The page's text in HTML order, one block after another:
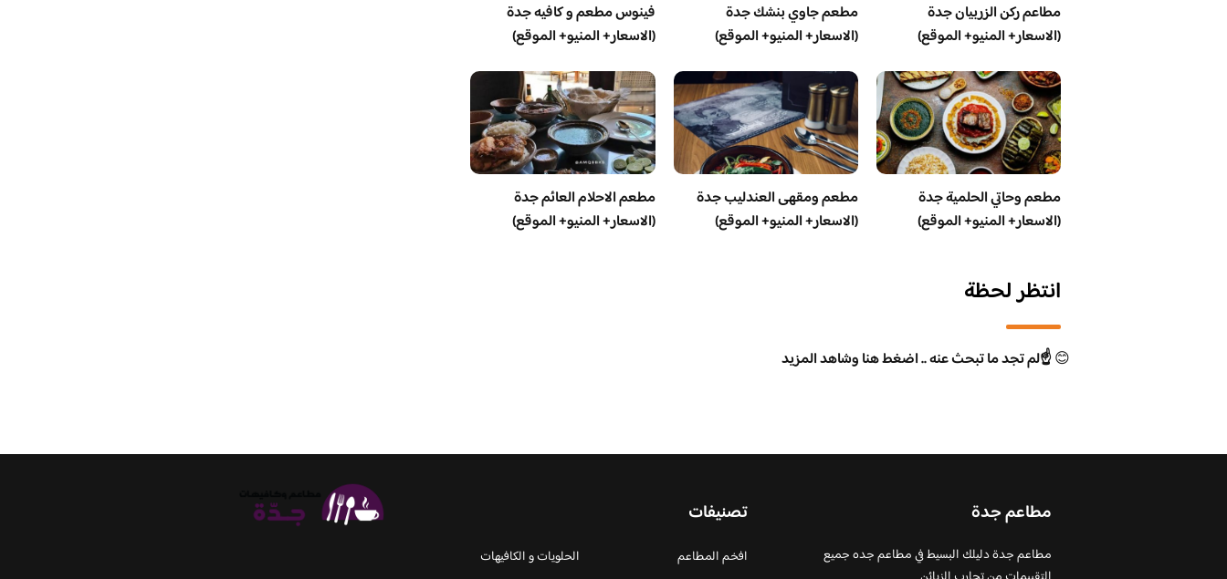
مطاعم ركن الزربيان جدة
(الاسعار+ المنيو+ الموقع)
مطعم جاوي بنشك جدة
(الاسعار+ المنيو+ الموقع)
فينوس مطعم و كافيه جدة
(الاسعار+ المنيو+ الموقع)
مطعم وحاتي الحلمية جدة
(الاسعار+ المنيو+ الموقع)
مطعم ومقهى العندليب جدة
(الاسعار+ المنيو+ الموقع)
مطعم الاحلام العائم جدة
(الاسعار+ المنيو+ الموقع)
انتظر لحظة
😊☝️لم تجد ما تبحث عنه .. اضغط هنا وشاهد المزيد
مطاعم جدة
مطاعم جدة دليلك البسيط في مطاعم جده جميع
تصنيفات
افخم المطاعم الحلويات و الكافيهات ‎